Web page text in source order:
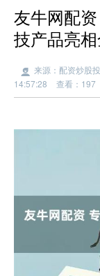
友牛网配
技产品亮
来源：配资炒股
14:57:28
查看：197